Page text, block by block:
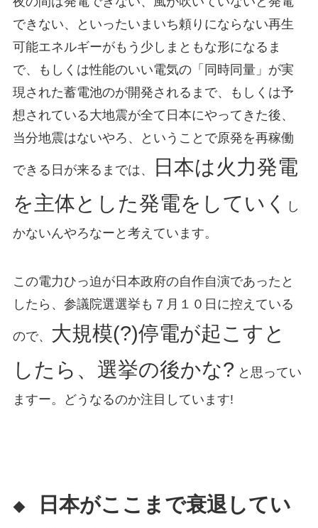
できない、といったいまいち頼りにならない再生
可能エネルギーがもう少しまともな形になるま
で、もしくは性能のいい電気の「同時同量」が実
現された蓄電池のが開発されるまで、もしくは予
想されている大地震が全て日本にやってきた後、
当分地震はないやろ、ということで原発を再稼働
できる日が来るまでは、
日本は火力発電
を主体とした発電をしていく
し
かないんやろなーと考えています。
この電力ひっ迫が日本政府の自作自演であったと
したら、参議院選選挙も７月１０日に控えている
ので、
大規模(?)停電が起こすと
したら、選挙の後かな? と思ってい
ますー。どうなるのか注目しています!
◆
日本がここまで衰退してい